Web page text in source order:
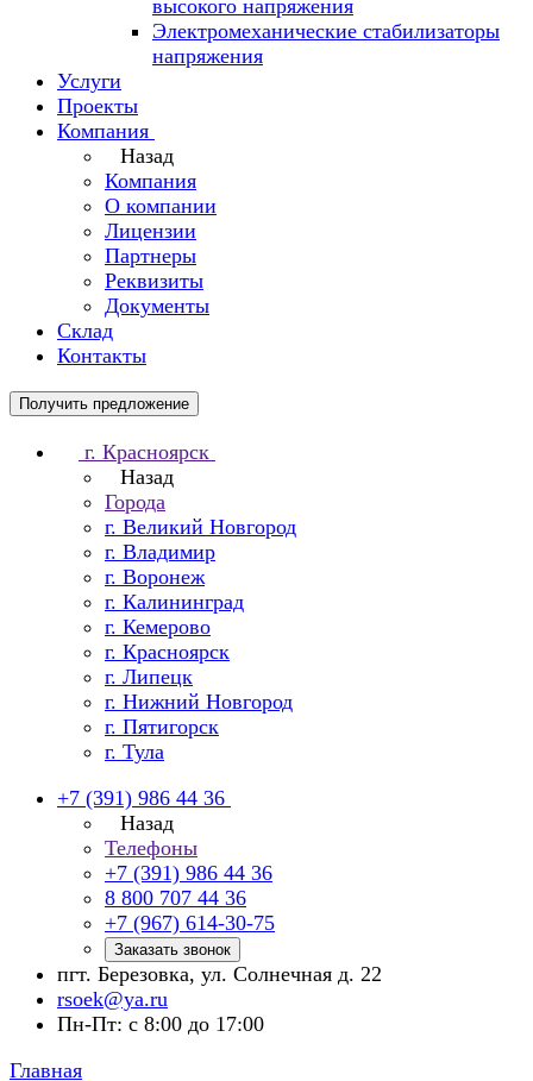
высокого напряжения
Электромеханические стабилизаторы
напряжения
Услуги
Проекты
Компания
Назад
Компания
О компании
Лицензии
Партнеры
Реквизиты
Документы
Склад
Контакты
Получить предложение
г. Красноярск
Назад
Города
г. Великий Новгород
г. Владимир
г. Воронеж
г. Калининград
г. Кемерово
г. Красноярск
г. Липецк
г. Нижний Новгород
г. Пятигорск
г. Тула
+7 (391) 986 44 36
Назад
Телефоны
+7 (391) 986 44 36
8 800 707 44 36
+7 (967) 614-30-75
Заказать звонок
пгт. Березовка, ул. Солнечная д. 22
rsoek@ya.ru
Пн-Пт: с 8:00 до 17:00
Главная